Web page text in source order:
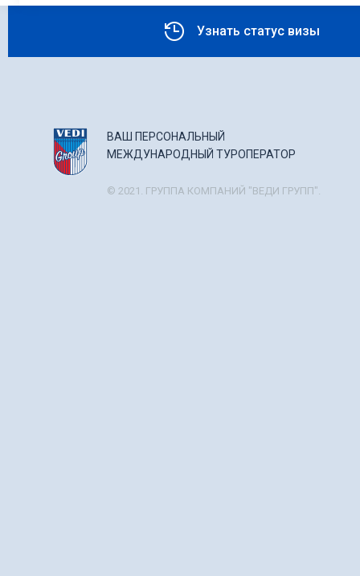
Узнать статус визы
ВАШ ПЕРСОНАЛЬНЫЙ
МЕЖДУНАРОДНЫЙ ТУРОПЕРАТОР
© 2021. ГРУППА КОМПАНИЙ "ВЕДИ ГРУПП".